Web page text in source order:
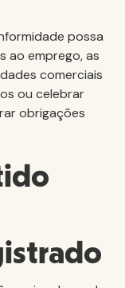
possa
ao emprego, as
comerciais
ou celebrar
obrigações